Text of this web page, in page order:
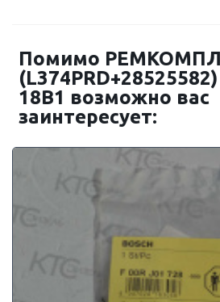
Помимо
18B1 возможно вас
заинтересует: